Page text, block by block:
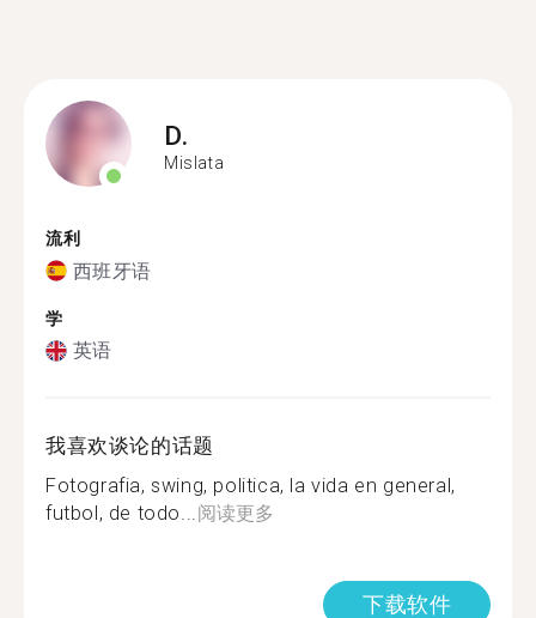
D.
Mislata
流利
西班牙语
学
英语
我喜欢谈论的话题
Fotografia, swing, politica, la vida en general,
futbol, de todo...阅读更多
下载软件